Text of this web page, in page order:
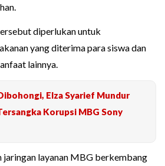
diperlukan untuk
yang diterima para siswa dan
lainnya.
Elza Syarief Mundur
Korupsi MBG Sony
jaringan layanan MBG berkembang